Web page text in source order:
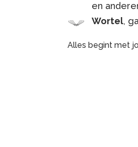
en
Wortel,
Alles begint met